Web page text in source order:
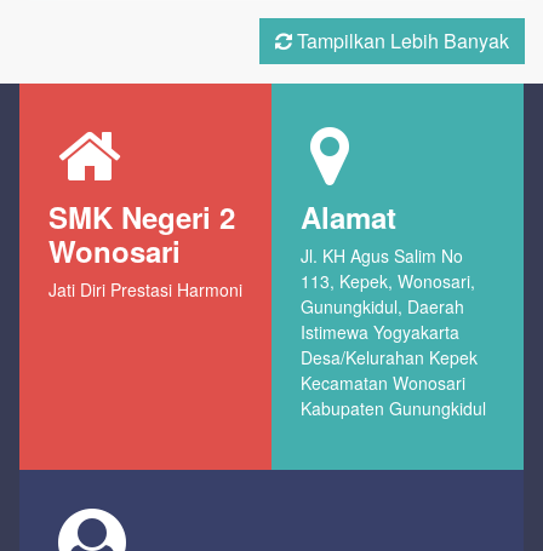
Tampilkan Lebih Banyak
SMK Negeri 2
Wonosari
Jati Diri Prestasi Harmoni
Alamat
Jl. KH Agus Salim No
113, Kepek, Wonosari,
Gunungkidul, Daerah
Istimewa Yogyakarta
Desa/Kelurahan Kepek
Kecamatan Wonosari
Kabupaten Gunungkidul